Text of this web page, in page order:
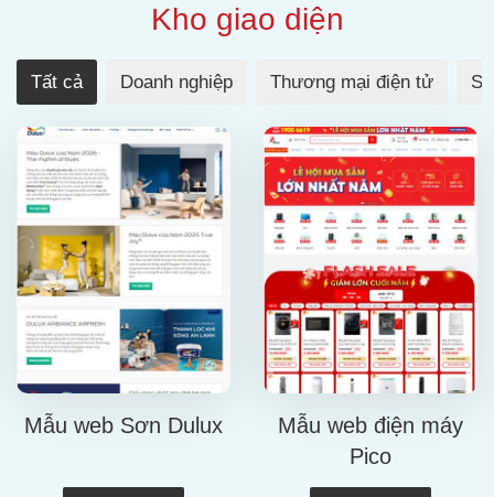
Kho giao diện
Tất cả Doanh nghiệp Thương mại điện tử
Mẫu web Sơn Dulux
Mẫu web điện máy
Pico